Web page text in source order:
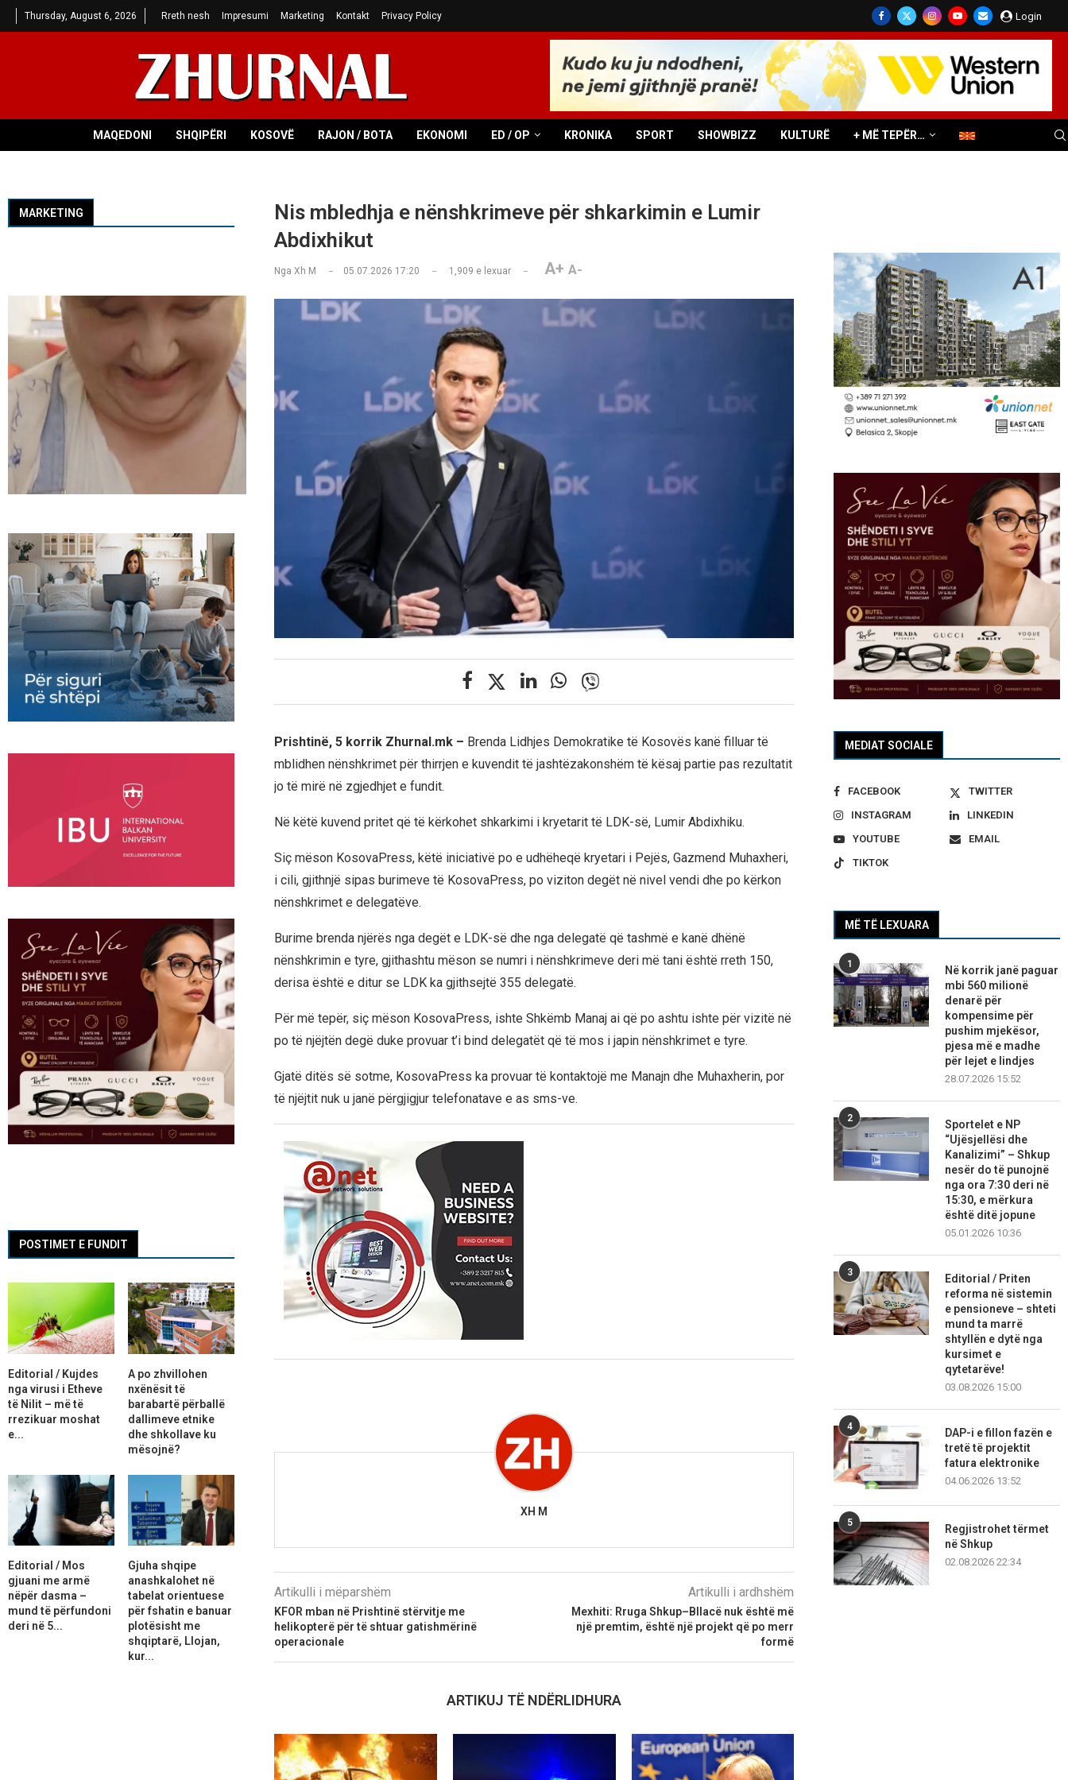
Thursday, August 6, 2026 Rreth nesh Impresumi Marketing Kontakt Privacy Policy Login
MAQEDONI SHQIPËRI KOSOVË RAJON / BOTA EKONOMI ED / OP KRONIKA SPORT SHOWBIZZ KULTURË + MË TEPËR…
Nis mbledhja e nënshkrimeve për shkarkimin e Lumir
Abdixhikut
Nga Xh M 05.07.2026 17:20 1,909 e lexuar A+ A-
Prishtinë, 5 korrik Zhurnal.mk – Brenda Lidhjes Demokratike të Kosovës kanë filluar të
mblidhen nënshkrimet për thirrjen e kuvendit të jashtëzakonshëm të kësaj partie pas rezultatit
jo të mirë në zgjedhjet e fundit.
Në këtë kuvend pritet që të kërkohet shkarkimi i kryetarit të LDK-së, Lumir Abdixhiku.
Siç mëson KosovaPress, këtë iniciativë po e udhëheqë kryetari i Pejës, Gazmend Muhaxheri,
i cili, gjithnjë sipas burimeve të KosovaPress, po viziton degët në nivel vendi dhe po kërkon
nënshkrimet e delegatëve.
Burime brenda njërës nga degët e LDK-së dhe nga delegatë që tashmë e kanë dhënë
nënshkrimin e tyre, gjithashtu mëson se numri i nënshkrimeve deri më tani është rreth 150,
derisa është e ditur se LDK ka gjithsejtë 355 delegatë.
Për më tepër, siç mëson KosovaPress, ishte Shkëmb Manaj ai që po ashtu ishte për vizitë në
po të njëjtën degë duke provuar t’i bind delegatët që të mos i japin nënshkrimet e tyre.
Gjatë ditës së sotme, KosovaPress ka provuar të kontaktojë me Manajn dhe Muhaxherin, por
të njëjtit nuk u janë përgjigjur telefonatave e as sms-ve.
XH M
Artikulli i mëparshëm
KFOR mban në Prishtinë stërvitje me
helikopterë për të shtuar gatishmërinë
operacionale
Artikulli i ardhshëm
Mexhiti: Rruga Shkup–Bllacë nuk është më
një premtim, është një projekt që po merr
formë
ARTIKUJ TË NDËRLIDHURA
MEDIAT SOCIALE
FACEBOOK
TWITTER
INSTAGRAM
LINKEDIN
YOUTUBE
EMAIL
TIKTOK
MË TË LEXUARA
1
Në korrik janë paguar
mbi 560 milionë
denarë për
kompensime për
pushim mjekësor,
pjesa më e madhe
për lejet e lindjes
28.07.2026 15:52
2
Sportelet e NP
“Ujësjellësi dhe
Kanalizimi” – Shkup
nesër do të punojnë
nga ora 7:30 deri në
15:30, e mërkura
është ditë jopune
05.01.2026 10:36
3
Editorial / Priten
reforma në sistemin
e pensioneve – shteti
mund ta marrë
shtyllën e dytë nga
kursimet e
qytetarëve!
03.08.2026 15:00
4
DAP-i e fillon fazën e
tretë të projektit
fatura elektronike
04.06.2026 13:52
5
Regjistrohet tërmet
në Shkup
02.08.2026 22:34
MARKETING
POSTIMET E FUNDIT
Editorial / Kujdes
nga virusi i Etheve
të Nilit – më të
rrezikuar moshat
e...
A po zhvillohen
nxënësit të
barabartë përballë
dallimeve etnike
dhe shkollave ku
mësojnë?
Editorial / Mos
gjuani me armë
nëpër dasma –
mund të përfundoni
deri në 5...
Gjuha shqipe
anashkalohet në
tabelat orientuese
për fshatin e banuar
plotësisht me
shqiptarë, Llojan,
kur...